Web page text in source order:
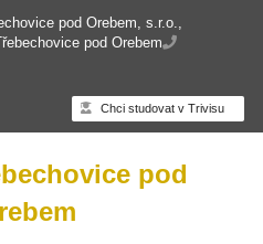
pod Orebem, s.r.o.,
pod Orebem
Chci studovat v Trivisu
pod